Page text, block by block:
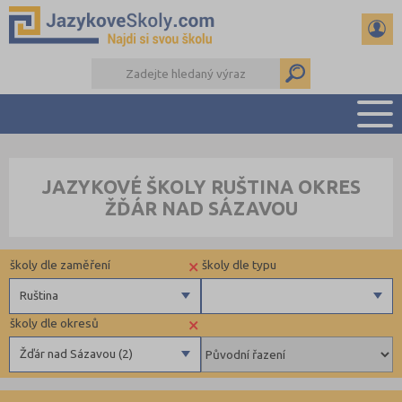
PŘÍPRAVA NA ZKOUŠKY A K MATURITĚ
RADY A ČLÁNKY
DALŠÍ DRUHY ŠKOL
JAZYKOVÉ ŠKOLY RUŠTINA OKRES
ŽĎÁR NAD SÁZAVOU
×
Žďár nad Sázavou (2)
školy dle okresů
školy dle typu
Docházkové
×
Ruština
školy dle zaměření
Angličtina
Němčina
Ruština